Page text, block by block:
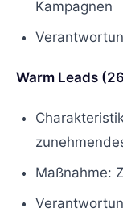
Kampagnen
Warm Leads
Maßnahme: